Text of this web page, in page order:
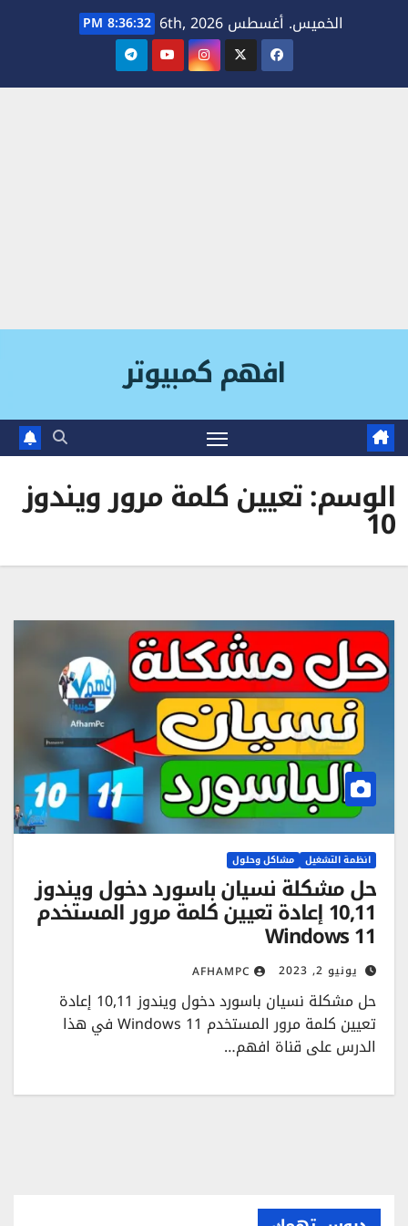
الخميس. أغسطس 6th, 2026 8:36:32 PM
افهم كمبيوتر
الوسم:تعيين كلمة مرور ويندوز
10
انظمة التشغيل مشاكل وحلول
حل مشكلة نسيان باسورد دخول ويندوز
10,11 إعادة تعيين كلمة مرور المستخدم
Windows 11
يونيو 2, 2023 AFHAMPC
حل مشكلة نسيان باسورد دخول ويندوز 10,11 إعادة
تعيين كلمة مرور المستخدم Windows 11 في هذا
الدرس على قناة افهم…